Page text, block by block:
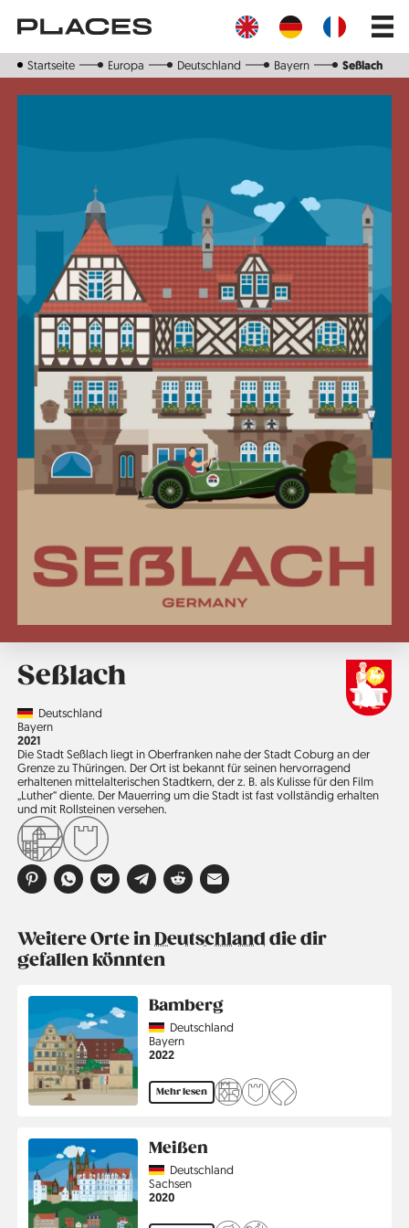
zum
Inhalt
Main
Startseite Europa Deutschland Bayern Seßlach
Seßlach
CountryDeutschland
Region
Bayern
Jahr
2021
Die Stadt Seßlach liegt in Oberfranken nahe der Stadt Coburg an der
Grenze zu Thüringen. Der Ort ist bekannt für seinen hervorragend
erhaltenen mittelalterischen Stadtkern, der z. B. als Kulisse für den Film
„Luther“ diente. Der Mauerring um die Stadt ist fast vollständig erhalten
und mit Rollsteinen versehen.
Weitere Orte inDeutschlanddie dir
gefallen könnten
Bamberg
CountryDeutschland
Region
Bayern
Jahr
2022
Mehr lesen
Meißen
CountryDeutschland
Region
Sachsen
Jahr
2020